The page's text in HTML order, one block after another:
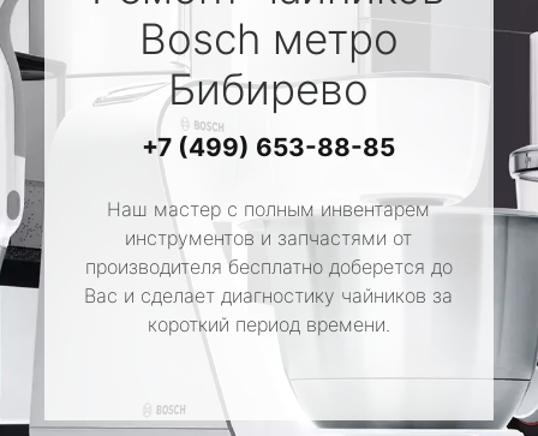
Bosch метро
Бибирево
+7 (499) 653-88-85
Наш мастер с полным инвентарем
инструментов и запчастями от
производителя бесплатно доберется до
Вас и сделает диагностику чайников за
короткий период времени.